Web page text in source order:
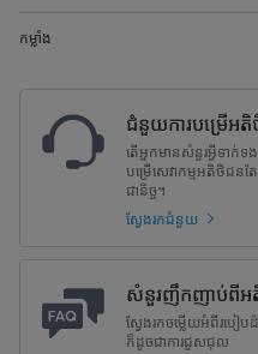
កម្លាំង
ជំនួយការបម្រើអ
តើអ្នកមានសំនួរអ្វីទាក់
បម្រើសេវាកម្មអតិថិជន
ជានិច្ច។
ស្វែងរកជំនួយ
សំនួរញឹកញាប់ពីអ
ស្វែងរកចម្លើយអំពីរបៀ
ក៏ដូចជាការជួសជុល